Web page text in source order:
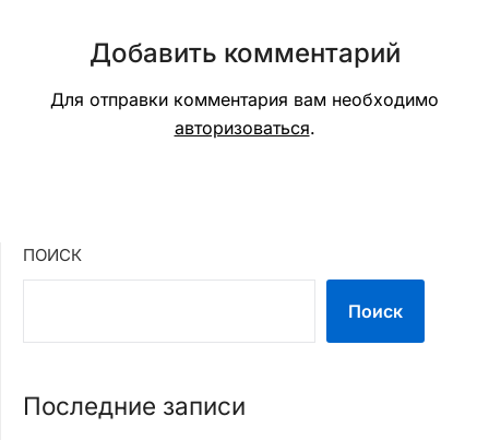
Добавить комментарий
Для отправки комментария вам необходимо
авторизоваться.
ПОИСК
Поиск
Последние записи